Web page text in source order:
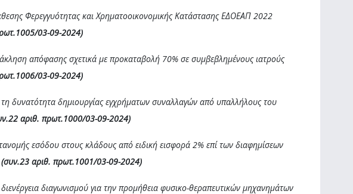
Φερεγγυότητας και Χρηματοοικονομικής Κατάστασης ΕΔΟΕΑΠ 2022
03-09-2024)
απόφασης σχετικά με προκαταβολή 70% σε συμβεβλημένους ιατρούς
03-09-2024)
τη δυνατότητα δημιουργίας εγχρήματων συναλλαγών από υπαλλήλους του
αριθ. πρωτ.1000/03-09-2024)
εσόδου στους κλάδους από ειδική εισφορά 2% επί των διαφημίσεων
(συν.23 αριθ. πρωτ.1001/03-09-2024)
διαγωνισμού για την προμήθεια φυσικο-θεραπευτικών μηχανημάτων